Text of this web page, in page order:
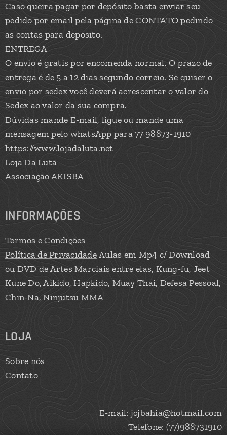
Caso queira pagar por depósito basta enviar seu
pedido por email pela página de CONTATO pedindo
as contas para deposito.
ENTREGA
O envio é gratis por encomenda normal. O prazo de
entrega é de 5 a 12 dias segundo correio. Se quiser o
envio por sedex você deverá acrescentar o valor do
Sedex ao valor da sua compra.
Dúvidas mande E-mail, ligue ou mande uma
mensagem pelo whatsApp para 77 98873-1910
https://www.lojadaluta.net
Loja Da Luta
Associação AKISBA
INFORMAÇÕES
Termos e Condições
Política de PrivacidadeAulas em Mp4 c/ Download
ou DVD de Artes Marciais entre elas, Kung-fu, Jeet
Kune Do, Aikido, Hapkido, Muay Thai, Defesa Pessoal,
Chin-Na, Ninjutsu MMA
LOJA
Sobre nós
Contato
E-mail: jcjbahia@hotmail.com
Telefone: (77)988731910